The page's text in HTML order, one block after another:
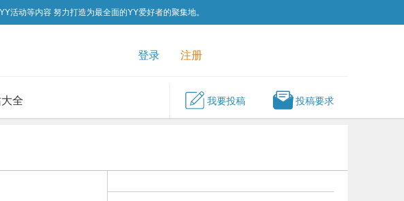
活动等内容 努力打造为最全面的YY爱好者的聚集地。
登录 注册
全 我要投稿 投稿要求